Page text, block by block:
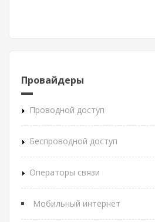
Провайдеры
Проводной доступ
Беспроводной доступ
Операторы связи
Мобильный интернет